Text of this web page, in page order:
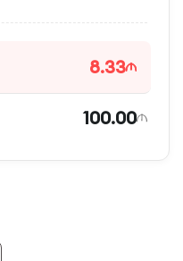
8.33
100.00